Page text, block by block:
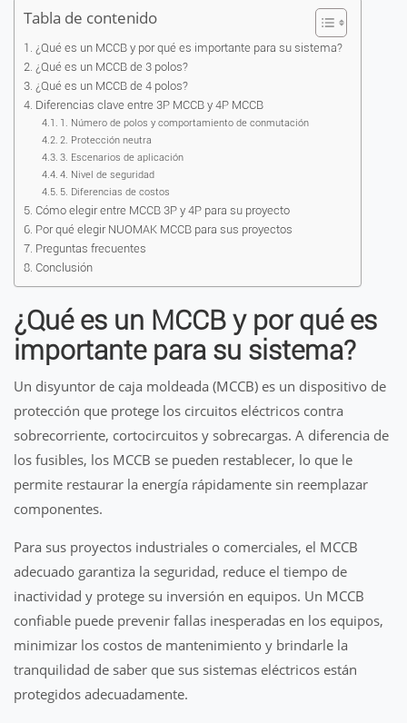
Tabla de contenido
¿Qué es un MCCB y por qué es importante para su sistema?
¿Qué es un MCCB de 3 polos?
¿Qué es un MCCB de 4 polos?
Diferencias clave entre 3P MCCB y 4P MCCB
1. Número de polos y comportamiento de conmutación
2. Protección neutra
3. Escenarios de aplicación
4. Nivel de seguridad
5. Diferencias de costos
Cómo elegir entre MCCB 3P y 4P para su proyecto
Por qué elegir NUOMAK MCCB para sus proyectos
Preguntas frecuentes
Conclusión
¿Qué es un MCCB y por qué es
importante para su sistema?
Un disyuntor de caja moldeada (MCCB) es un dispositivo de
protección que protege los circuitos eléctricos contra
sobrecorriente, cortocircuitos y sobrecargas. A diferencia de
los fusibles, los MCCB se pueden restablecer, lo que le
permite restaurar la energía rápidamente sin reemplazar
componentes.
Para sus proyectos industriales o comerciales, el MCCB
adecuado garantiza la seguridad, reduce el tiempo de
inactividad y protege su inversión en equipos. Un MCCB
confiable puede prevenir fallas inesperadas en los equipos,
minimizar los costos de mantenimiento y brindarle la
tranquilidad de saber que sus sistemas eléctricos están
protegidos adecuadamente.